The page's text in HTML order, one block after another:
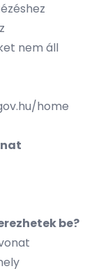
nem áll
home
be?